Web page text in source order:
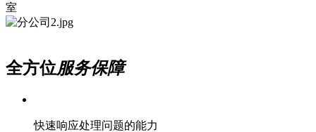
室
全方位服务保障
快速响应处理问题的能力